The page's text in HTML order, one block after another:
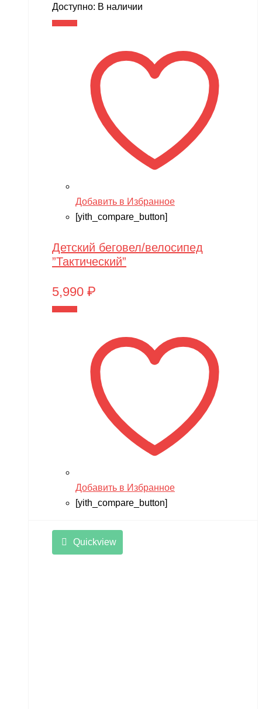
Доступно: В наличии
Добавить в Избранное
[yith_compare_button]
Детский беговел/велосипед
”Тактический”
5,990 ₽
Добавить в Избранное
[yith_compare_button]
Quickview